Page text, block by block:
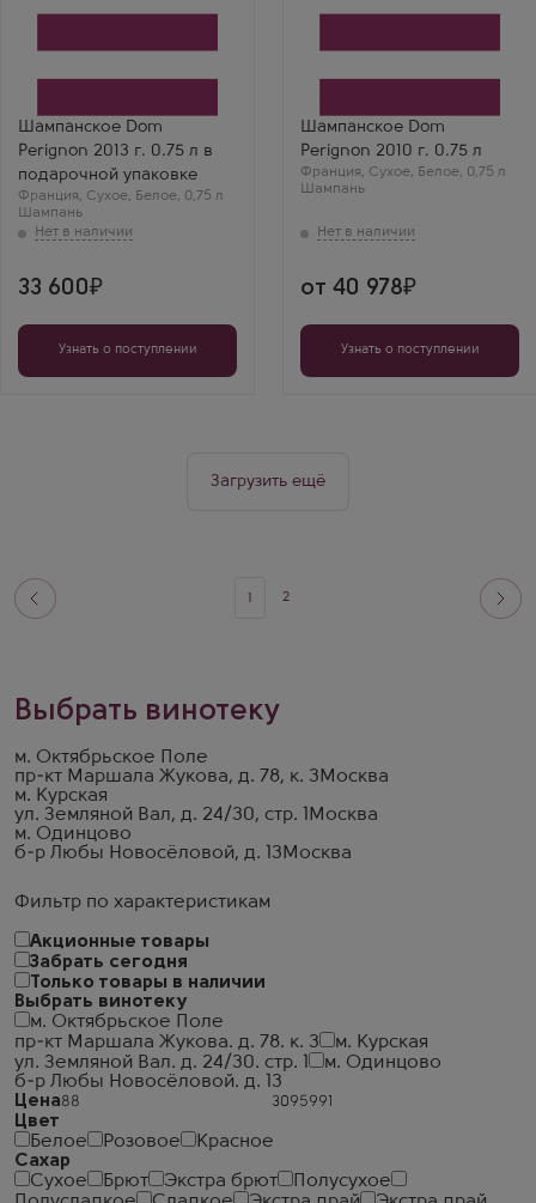
Фильтр по характеристикам
Акционные товары
Забрать сегодня
Только товары в наличии
Выбрать винотеку
м. Октябрьское Поле
пр-кт Маршала Жукова. д. 78. к. 3
м. Курская
ул. Земляной Вал. д. 24/30. стр. 1
м. Одинцово
б-р Любы Новосёловой. д. 13
Цена
Цвет
Белое
Розовое
Красное
Сахар
Сухое
Брют Экстра брют
Полусухое
Шампанское Dom
Perignon 2013 г. 0.75 л в
подарочной упаковке
Франция, Сухое, Белое, 0,75 л
Шампань
Дом Периньон в
Бренд
Dom Perignon
Сорт винограда
Шардоне
Регион
Шампань
33 600
Узнать о поступлении
Шампанское Dom
Perignon 2010 г. 0.75 л
Франция, Сухое, Белое, 0,75 л
Шампань
Дом Периньон
Dom Perignon
Сорт винограда
Шардоне
Регион
Шампань
от 40 978
Узнать о поступлении
Загрузить ещё
2
Выбрать винотеку
м. Октябрьское Поле
пр-кт Маршала Жукова, д. 78, к. 3 Москва
м. Курская
ул. Земляной Вал, д. 24/30, стр. 1
Москва
м. Одинцово
б-р Любы Новосёловой, д. 13 Москва